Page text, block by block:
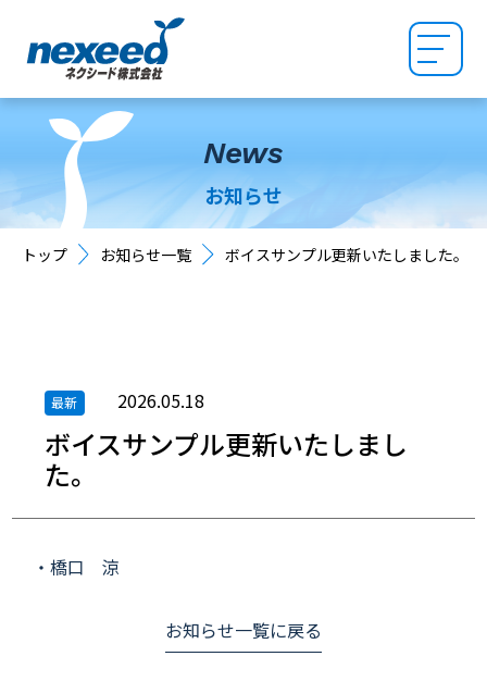
News
お知らせ
トップ お知らせ一覧 ボイスサンプル更新いたしました。
最新 2026.05.18
ボイスサンプル更新いたしまし
た。
・橋口 涼
お知らせ一覧に戻る